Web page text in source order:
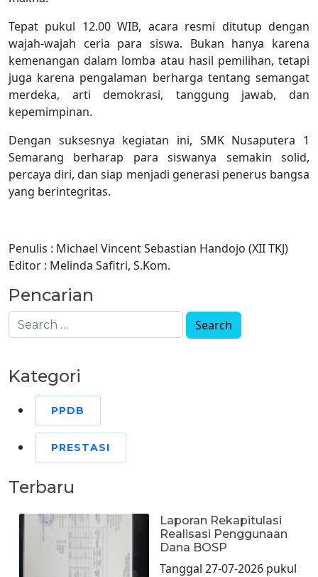
Tepat pukul 12.00 WIB, acara resmi ditutup dengan
wajah-wajah ceria para siswa. Bukan hanya karena
kemenangan dalam lomba atau hasil pemilihan, tetapi
juga karena pengalaman berharga tentang semangat
merdeka, arti demokrasi, tanggung jawab, dan
kepemimpinan.
Dengan suksesnya kegiatan ini, SMK Nusaputera 1
Semarang berharap para siswanya semakin solid,
percaya diri, dan siap menjadi generasi penerus bangsa
yang berintegritas.
Penulis : Michael Vincent Sebastian Handojo (XII TKJ)
Editor : Melinda Safitri, S.Kom.
Pencarian
Kategori
PPDB
PRESTASI
Terbaru
Laporan Rekapitulasi
Realisasi Penggunaan
Dana BOSP
Tanggal 27-07-2026 pukul